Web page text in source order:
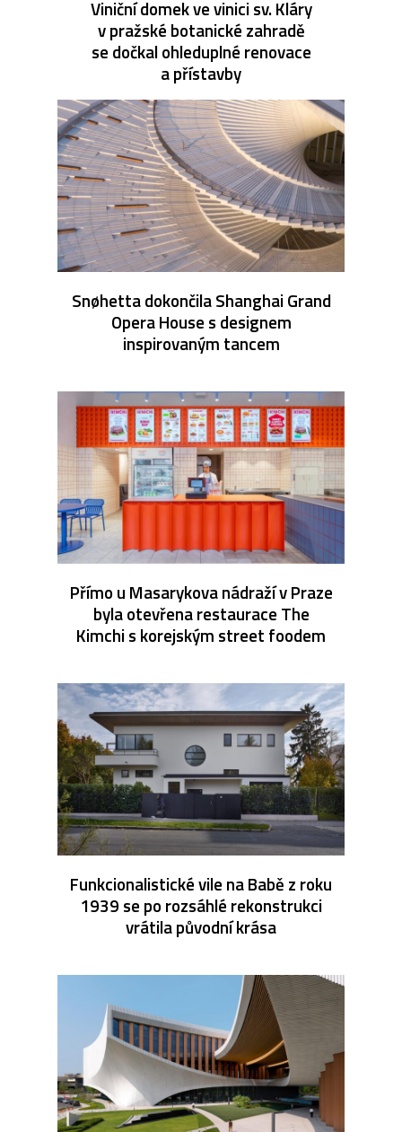
Viniční domek ve vinici sv. Kláry
v pražské botanické zahradě
se dočkal ohleduplné renovace
a přístavby
Snøhetta dokončila Shanghai Grand
Opera House s designem
inspirovaným tancem
Přímo u Masarykova nádraží v Praze
byla otevřena restaurace The
Kimchi s korejským street foodem
Funkcionalistické vile na Babě z roku
1939 se po rozsáhlé rekonstrukci
vrátila původní krása